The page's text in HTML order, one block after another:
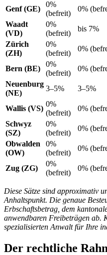
Genf (GE)
0%
(befreit)
0%
Waadt
(VD)
0%
(befreit)
bis 7%
Zürich
(ZH)
0%
(befreit)
0%
Bern (BE)
0%
(befreit)
0%
Neuenburg
(NE)
3–5% 3–5%
Wallis (VS)
0%
(befreit)
0%
Schwyz
(SZ)
0%
(befreit)
0%
Obwalden
(OW)
0%
(befreit)
0%
Zug (ZG)
0%
(befreit)
0%
Diese Sätze sind approximativ
Anhaltspunkt. Die genaue
Erbschaftsbetrag, dem
anwendbaren Freibeträgen ab.
spezialisierten Anwalt für Ihre
Der rechtliche